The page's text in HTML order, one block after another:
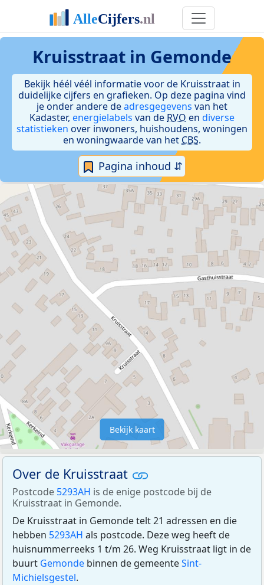
Kruisstraat in Gemonde
Bekijk héél véél informatie voor de Kruisstraat in
duidelijke cijfers en grafieken. Op deze pagina vind
je onder andere deadresgegevens van het
Kadaster, energielabels van de RVO en diverse
statistieken over inwoners, huishoudens, woningen
en woningwaarde van het CBS.
Pagina inhoud ⇵
Bekijk kaart
Over de Kruisstraat
Postcode 5293AH is de enige postcode bij de
Kruisstraat in Gemonde.
De Kruisstraat in Gemonde telt 21 adressen en die
hebben 5293AH als postcode. Deze weg heeft de
huisnummerreeks 1 t/m 26. Weg Kruisstraat ligt in de
buurt Gemonde binnen de gemeenteSint-
Michielsgestel.